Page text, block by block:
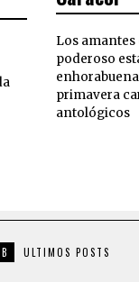
Los
poderoso
primavera
antológicos
ULTIMOS POSTS